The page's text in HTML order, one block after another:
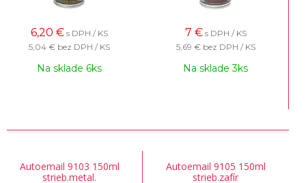
6,20 € s DPH / KS
5,04 € bez DPH / KS
Na sklade 6ks
7 € s DPH / KS
5,69 € bez DPH / KS
Na sklade 3ks
Autoemail 9103 150ml
strieb.metal.
Autoemail 9105 150ml
strieb.zafír